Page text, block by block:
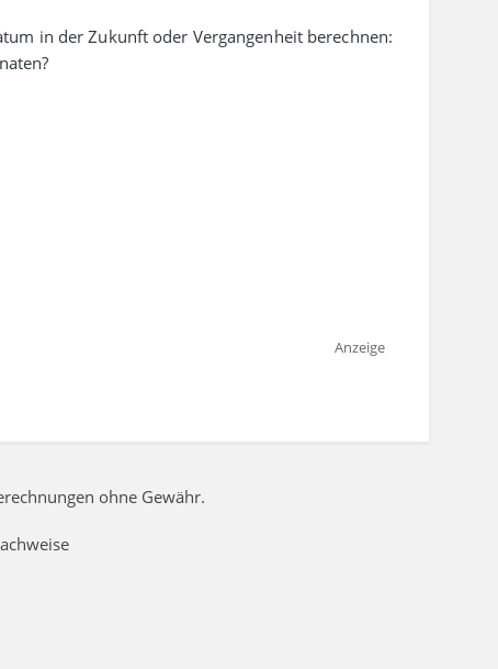
in der Zukunft oder Vergangenheit berechnen:
Anzeige
ohne Gewähr.